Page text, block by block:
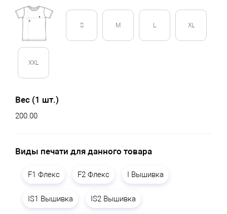
S M L XL
XXL
Вес (1 шт.)
200.00
Виды печати для данного товара
F1 Флекс F2 Флекс I Вышивка
IS1 Вышивка IS2 Вышивка